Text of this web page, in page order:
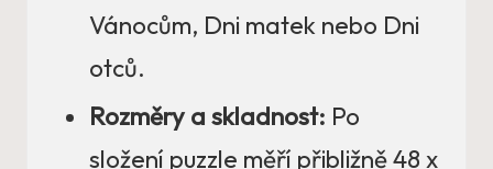
Vánocům, Dni matek nebo Dni
otců.
Rozměry a skladnost: Po
složení puzzle měří přibližně 48 x